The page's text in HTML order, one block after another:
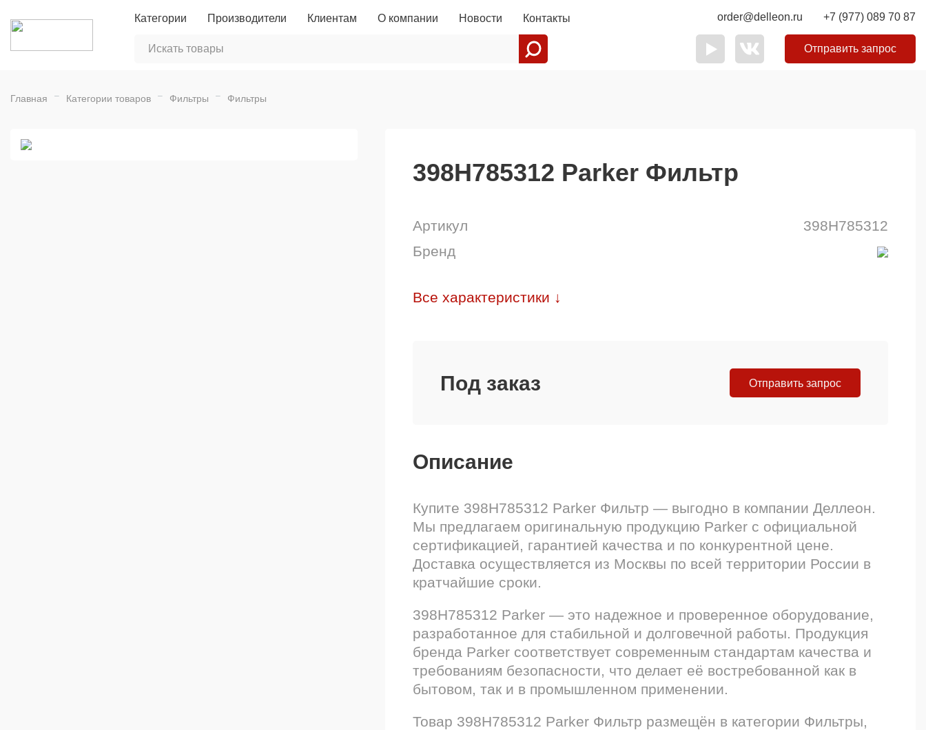
Категории Производители Клиентам О компании Новости Контакты order@delleon.ru +7 (977) 089 70 87
Отправить запрос
Главная Категории товаров Фильтры Фильтры
398H785312 Parker Фильтр
Артикул
398H785312
Бренд
Все характеристики ↓
Под заказ Отправить запрос
Описание
Купите 398H785312 Parker Фильтр — выгодно в компании Деллеон.
Мы предлагаем оригинальную продукцию Parker с официальной
сертификацией, гарантией качества и по конкурентной цене.
Доставка осуществляется из Москвы по всей территории России в
кратчайшие сроки.
398H785312 Parker — это надежное и проверенное оборудование,
разработанное для стабильной и долговечной работы. Продукция
бренда Parker соответствует современным стандартам качества и
требованиям безопасности, что делает её востребованной как в
бытовом, так и в промышленном применении.
Товар 398H785312 Parker Фильтр размещён в категории Фильтры,